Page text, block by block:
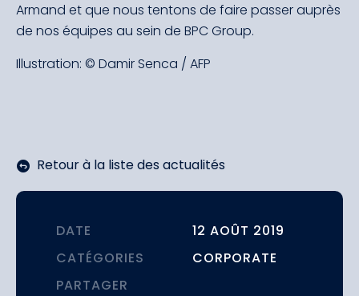
Armand et que nous tentons de faire passer auprès
de nos équipes au sein de BPC Group.
Illustration: © Damir Senca / AFP
Retour à la liste des actualités
DATE
12 AOÛT 2019
CATÉGORIES
CORPORATE
PARTAGER